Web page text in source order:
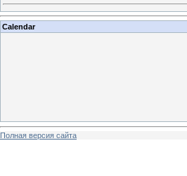
Calendar
Полная версия сайта